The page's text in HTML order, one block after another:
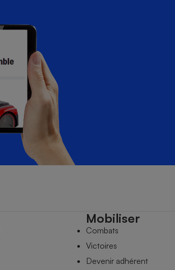
Mobiliser
Combats
Victoires
Devenir adhérent